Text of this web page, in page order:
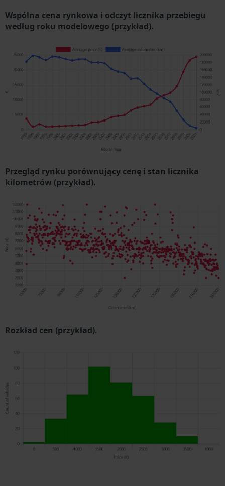
Wspólna cena rynkowa i odczyt licznika przebiegu
według roku modelowego (przykład).
Przegląd rynku porównujący cenę i stan licznika
kilometrów (przykład).
Rozkład cen (przykład).